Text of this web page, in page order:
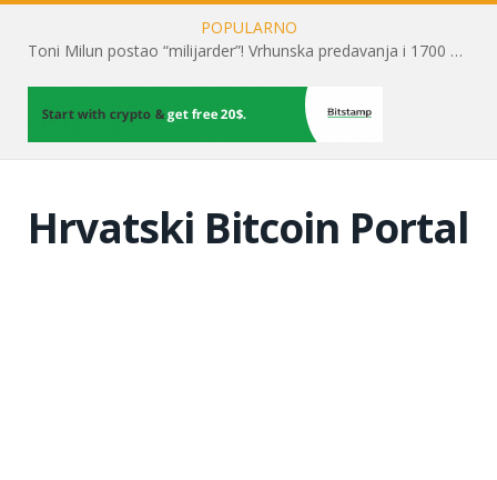
POPULARNO
Toni Milun postao “milijarder”! Vrhunska predavanja i 1700 posjetitelja obilježili su mjesec financijske pismenosti
Hrvatski Bitcoin Portal